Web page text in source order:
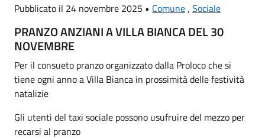
Pubblicato il 24 novembre 2025 • Comune , Sociale
PRANZO ANZIANI A VILLA BIANCA DEL 30
NOVEMBRE
Per il consueto pranzo organizzato dalla Proloco che si
tiene ogni anno a Villa Bianca in prossimità delle festività
natalizie
Gli utenti del taxi sociale possono usufruire del mezzo per
recarsi al pranzo